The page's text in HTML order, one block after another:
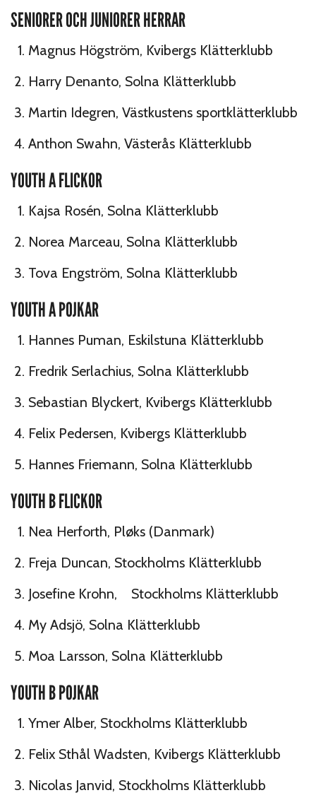
SENIORER OCH JUNIORER HERRAR
Magnus Högström, Kvibergs Klätterklubb
Harry Denanto, Solna Klätterklubb
Martin Idegren, Västkustens sportklätterklubb
Anthon Swahn, Västerås Klätterklubb
YOUTH A FLICKOR
Kajsa Rosén, Solna Klätterklubb
Norea Marceau, Solna Klätterklubb
Tova Engström, Solna Klätterklubb
YOUTH A POJKAR
Hannes Puman, Eskilstuna Klätterklubb
Fredrik Serlachius, Solna Klätterklubb
Sebastian Blyckert, Kvibergs Klätterklubb
Felix Pedersen, Kvibergs Klätterklubb
Hannes Friemann, Solna Klätterklubb
YOUTH B FLICKOR
Nea Herforth, Pløks (Danmark)
Freja Duncan, Stockholms Klätterklubb
Josefine Krohn, Stockholms Klätterklubb
My Adsjö, Solna Klätterklubb
Moa Larsson, Solna Klätterklubb
YOUTH B POJKAR
Ymer Alber, Stockholms Klätterklubb
Felix Sthål Wadsten, Kvibergs Klätterklubb
Nicolas Janvid, Stockholms Klätterklubb